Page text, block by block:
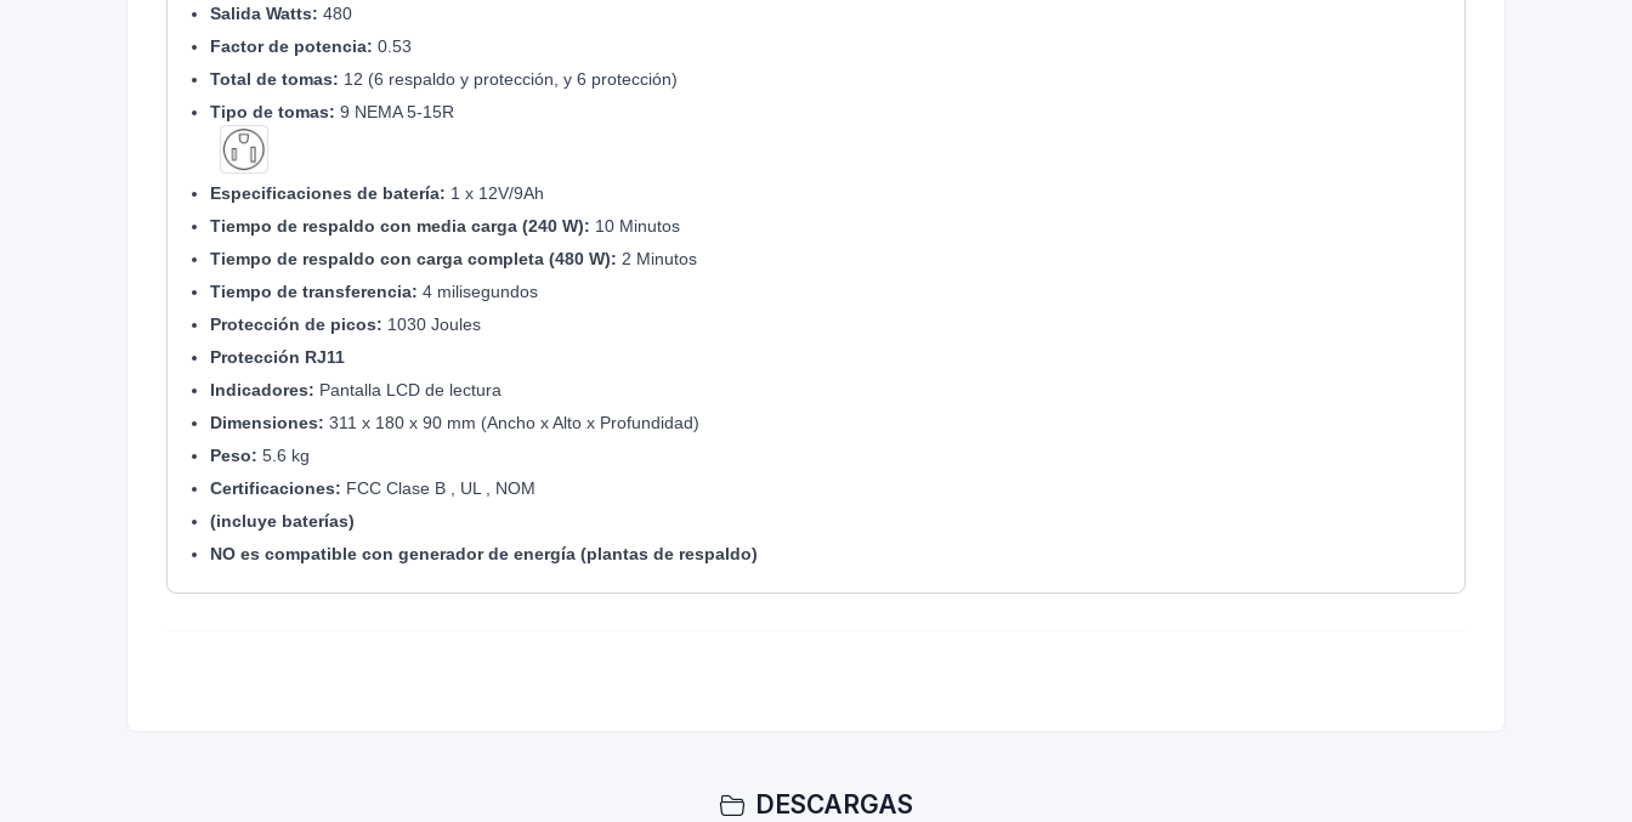
Salida Watts: 480
Factor de potencia: 0.53
Total de tomas: 12 (6 respaldo y protección, y 6 protección)
Tipo de tomas: 9 NEMA 5-15R
Especificaciones de batería: 1 x 12V/9Ah
Tiempo de respaldo con media carga (240 W): 10 Minutos
Tiempo de respaldo con carga completa (480 W): 2 Minutos
Tiempo de transferencia: 4 milisegundos
Protección de picos: 1030 Joules
Protección RJ11
Indicadores: Pantalla LCD de lectura
Dimensiones: 311 x 180 x 90 mm (Ancho x Alto x Profundidad)
Peso: 5.6 kg
Certificaciones: FCC Clase B , UL , NOM
(incluye baterías)
NO es compatible con generador de energía (plantas de respaldo)
DESCARGAS